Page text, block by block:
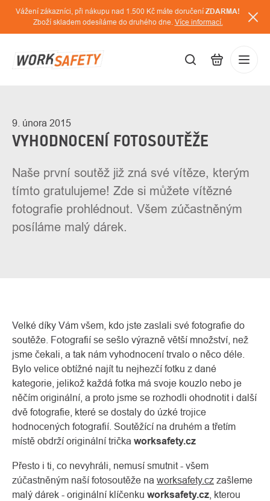
Přejít
obsah
Vážení zákazníci, při nákupu nad 1.500 Kč máte doručení ZDARMA!
Zboží skladem odesíláme do druhého dne. Více informací.
O
9. února 2015
VYHODNOCENÍ FOTOSOUTĚŽE
Naše první soutěž již zná své vítěze, kterým
tímto gratulujeme! Zde si můžete vítězné
fotografie prohlédnout. Všem zúčastněným
posíláme malý dárek.
Velké díky Vám všem, kdo jste zaslali své fotografie do
soutěže. Fotografií se sešlo výrazně větší množství, než
jsme čekali, a tak nám vyhodnocení trvalo o něco déle.
Bylo velice obtížné najít tu nejhezčí fotku z dané
kategorie, jelikož každá fotka má svoje kouzlo nebo je
něčím originální, a proto jsme se rozhodli ohodnotit i další
dvě fotografie, které se dostaly do úzké trojice
hodnocených fotografií. Soutěžící na druhém a třetím
místě obdrží originální trička worksafety.cz
Přesto i ti, co nevyhráli, nemusí smutnit - všem
zúčastněným naší fotosoutěže na worksafety.cz zašleme
malý dárek - originální klíčenku worksafety.cz , kterou